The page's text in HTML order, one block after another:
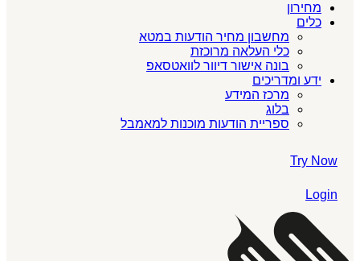
מחירון
כלים
מחשבון מחיר הודעות במטא
כלי העלאה מרוכזת
בונה אישור דיוור לוואטסאפ
ידע ומדריכים
מרכז המידע
בלוג
ספריית הודעות מוכנות למאמבל
Try Now
Login